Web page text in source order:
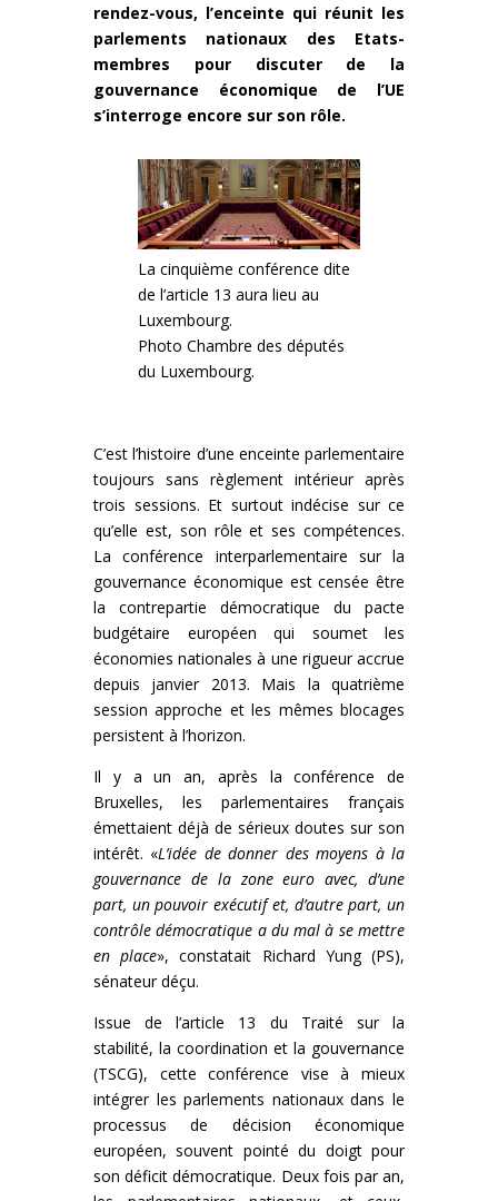
rendez-vous, l’enceinte qui réunit les
parlements nationaux des Etats-
membres pour discuter de la
gouvernance économique de l’UE
s’interroge encore sur son rôle.
La cinquième conférence dite
de l’article 13 aura lieu au
Luxembourg.
Photo Chambre des députés
du Luxembourg.
C’est l’histoire d’une enceinte parlementaire
toujours sans règlement intérieur après
trois sessions. Et surtout indécise sur ce
qu’elle est, son rôle et ses compétences.
La conférence interparlementaire sur la
gouvernance économique est censée être
la contrepartie démocratique du pacte
budgétaire européen qui soumet les
économies nationales à une rigueur accrue
depuis janvier 2013. Mais la quatrième
session approche et les mêmes blocages
persistent à l’horizon.
Il y a un an, après la conférence de
Bruxelles, les parlementaires français
émettaient déjà de sérieux doutes sur son
intérêt. «L’idée de donner des moyens à la
gouvernance de la zone euro avec, d’une
part, un pouvoir exécutif et, d’autre part, un
contrôle démocratique a du mal à se mettre
en place», constatait Richard Yung (PS),
sénateur déçu.
Issue de l’article 13 du Traité sur la
stabilité, la coordination et la gouvernance
(TSCG), cette conférence vise à mieux
intégrer les parlements nationaux dans le
processus de décision économique
européen, souvent pointé du doigt pour
son déficit démocratique. Deux fois par an,